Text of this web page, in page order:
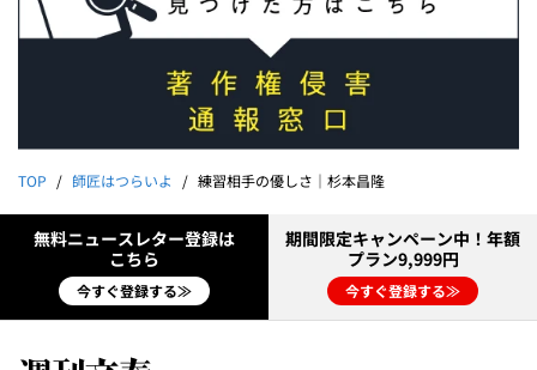
TOP 師匠はつらいよ 練習相手の優しさ｜杉本昌隆
無料ニュースレター登録は
こちら
今すぐ登録する≫
期間限定キャンペーン中！年額
プラン9,999円
今すぐ登録する≫